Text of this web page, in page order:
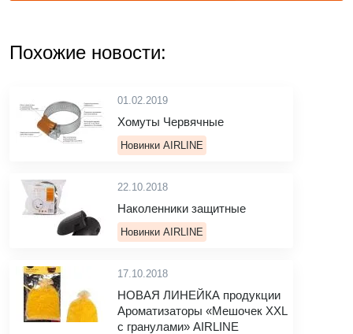
Похожие новости:
01.02.2019
Хомуты Червячные
Новинки AIRLINE
22.10.2018
Наколенники защитные
Новинки AIRLINE
17.10.2018
НОВАЯ ЛИНЕЙКА продукции
Ароматизаторы «Мешочек XXL
с гранулами» AIRLINE